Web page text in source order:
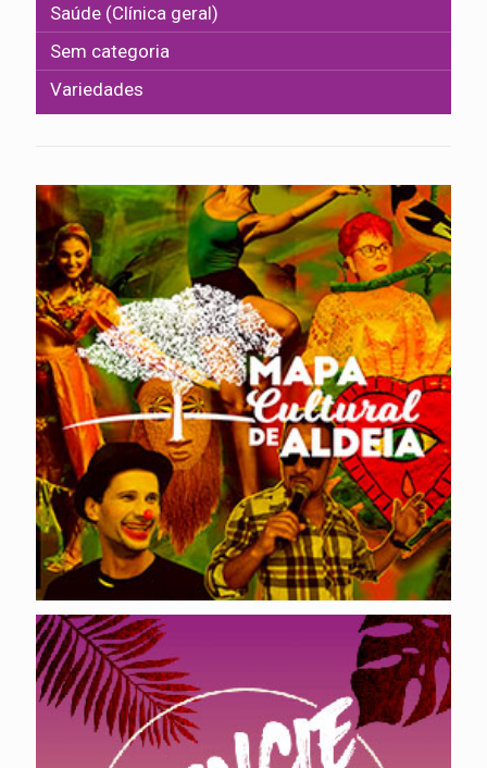
Saúde (Clínica geral)
Sem categoria
Variedades